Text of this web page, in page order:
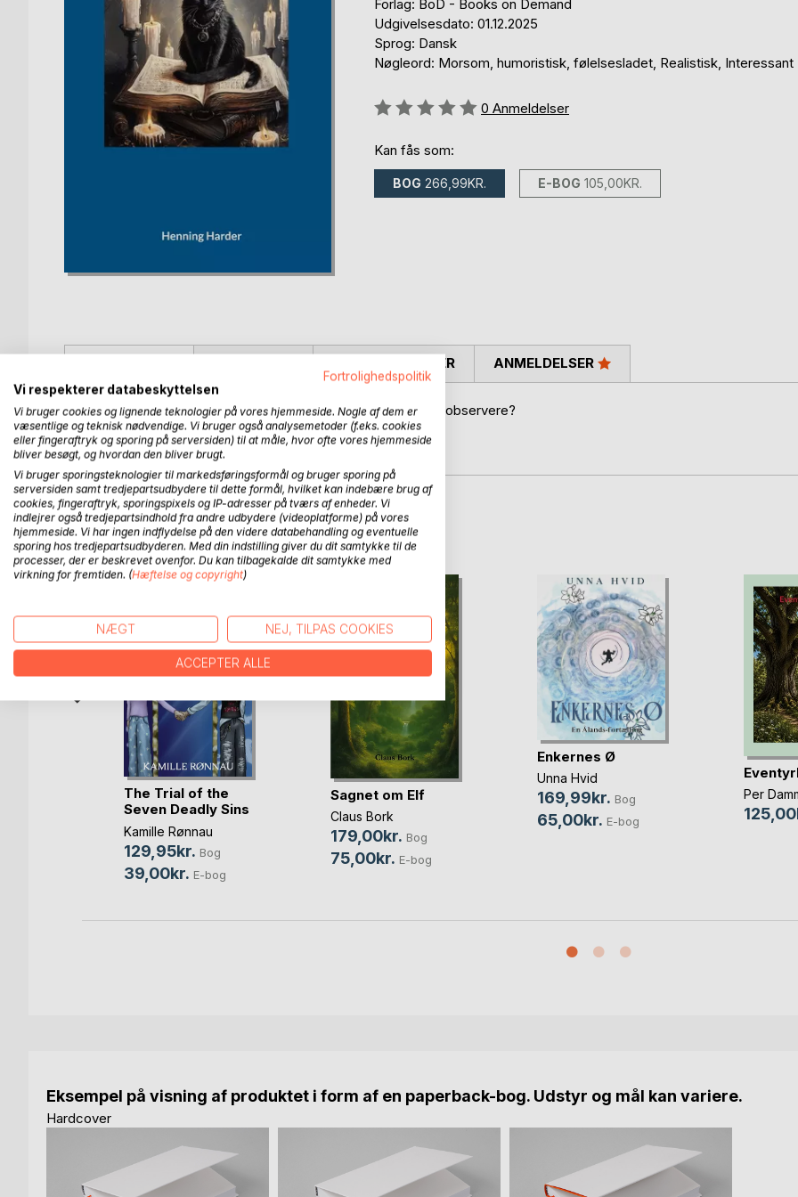
Forlag: BoD - Books on Demand
Udgivelsesdato: 01.12.2025
Sprog: Dansk
Nøgleord: Morsom, humoristisk, følelsesladet, Realistisk, Interessant
Anmeldelse::
0 Anmeldelser
Kan fås som:
BOG 266,99KR. E-BOG 105,00KR.
Er voksne mennesker forudindtaget eller bare komiske at observere?
Måske kan Katten Karl svare på dette spørgsmål!
PRESSEN SKRIVER ANMELDELSER
FLERE TITLER HOSBoD
The Trial of the
Seven Deadly Sins
Kamille Rønnau
129,95kr. Bog
39,00kr. E-bog
Sagnet om Elf
Claus Bork
179,00kr. Bog
75,00kr. E-bog
Enkernes Ø
Unna Hvid
169,99kr. Bog
65,00kr. E-bog
Per
Eksempel på visning af produktet i form af en paperback-bog. Udstyr og mål kan variere.
Hardcover
Fortrolighedspolitik
Vi respekterer databeskyttelsen
Vi bruger cookies og lignende teknologier på vores hjemmeside. Nogle af dem er
væsentlige og teknisk nødvendige. Vi bruger også analysemetoder (f.eks. cookies
eller fingeraftryk og sporing på serversiden) til at måle, hvor ofte vores hjemmeside
bliver besøgt, og hvordan den bliver brugt.
Vi bruger sporingsteknologier til markedsføringsformål og bruger sporing på
serversiden samt tredjepartsudbydere til dette formål, hvilket kan indebære brug af
cookies, fingeraftryk, sporingspixels og IP-adresser på tværs af enheder. Vi
indlejrer også tredjepartsindhold fra andre udbydere (videoplatforme) på vores
hjemmeside. Vi har ingen indflydelse på den videre databehandling og eventuelle
sporing hos tredjepartsudbyderen. Med din indstilling giver du dit samtykke til de
processer, der er beskrevet ovenfor. Du kan tilbagekalde dit samtykke med
virkning for fremtiden. (Hæftelse og copyright)
NÆGT NEJ, TILPAS COOKIES
ACCEPTER ALLE